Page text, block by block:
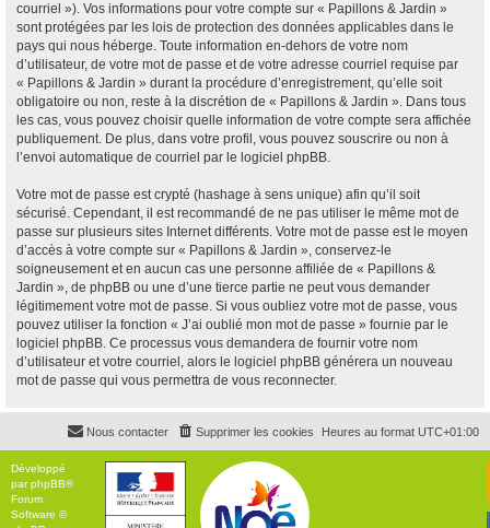
courriel »). Vos informations pour votre compte sur « Papillons & Jardin »
sont protégées par les lois de protection des données applicables dans le
pays qui nous héberge. Toute information en-dehors de votre nom
d’utilisateur, de votre mot de passe et de votre adresse courriel requise par
« Papillons & Jardin » durant la procédure d’enregistrement, qu’elle soit
obligatoire ou non, reste à la discrétion de « Papillons & Jardin ». Dans tous
les cas, vous pouvez choisir quelle information de votre compte sera affichée
publiquement. De plus, dans votre profil, vous pouvez souscrire ou non à
l’envoi automatique de courriel par le logiciel phpBB.
Votre mot de passe est crypté (hashage à sens unique) afin qu’il soit
sécurisé. Cependant, il est recommandé de ne pas utiliser le même mot de
passe sur plusieurs sites Internet différents. Votre mot de passe est le moyen
d’accès à votre compte sur « Papillons & Jardin », conservez-le
soigneusement et en aucun cas une personne affiliée de « Papillons &
Jardin », de phpBB ou une d’une tierce partie ne peut vous demander
légitimement votre mot de passe. Si vous oubliez votre mot de passe, vous
pouvez utiliser la fonction « J’ai oublié mon mot de passe » fournie par le
logiciel phpBB. Ce processus vous demandera de fournir votre nom
d’utilisateur et votre courriel, alors le logiciel phpBB générera un nouveau
mot de passe qui vous permettra de vous reconnecter.
Heures au format UTC+01:00
Supprimer les cookies
Nous contacter
Développé
parphpBB®
Forum
Software ©